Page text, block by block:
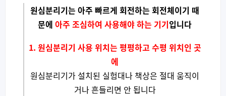
원심분리기는 아주 빠르게 회전하는 회전체이기 때
문에 아주 조심하여 사용해야 하는 기기입니다
1. 원심분리기 사용 위치는 평평하고 수평 위치인 곳
에
원심분리기가 설치된 실험대나 책상은 절대 움직이
거나 흔들리면 안 됩니다